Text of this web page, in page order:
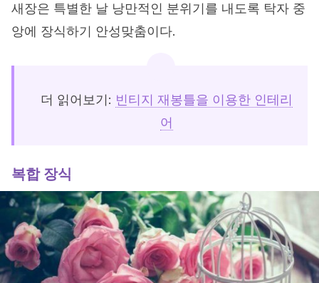
새장은 특별한 날 낭만적인 분위기를 내도록 탁자 중
앙에 장식하기 안성맞춤이다.
더 읽어보기: 빈티지 재봉틀을 이용한 인테리
어
복합 장식